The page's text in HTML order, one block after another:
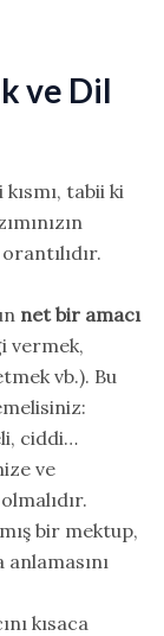
ve Dil
tabii ki
net bir amacı
vermek,
vb.). Bu
ciddi…
ve
bir mektup,
kısaca